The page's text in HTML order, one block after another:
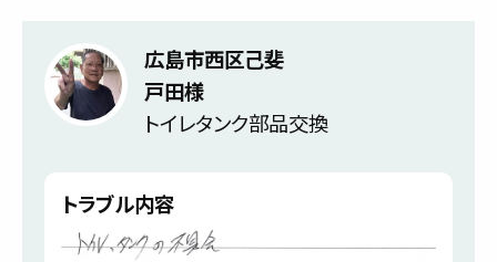
広島市西区己斐
戸田様
トイレタンク部品交換
トラブル内容